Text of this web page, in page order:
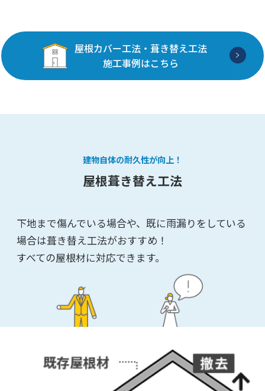
屋根カバー工法・葺き替え工法
施工事例はこちら
建物自体の耐久性が向上！
屋根葺き替え工法
下地まで傷んでいる場合や、既に雨漏りをしている
場合は葺き替え工法がおすすめ！
すべての屋根材に対応できます。